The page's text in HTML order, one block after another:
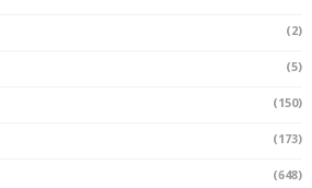
(2)
(5)
(150)
(173)
(648)